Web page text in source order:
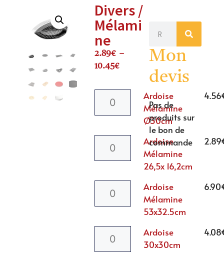
Divers /
Mélami
ne
2.89€ –
10.45€
Ardoise
Mélamine
Ø30cm
4.56
Ardoise
Mélamine
26,5x 16,2cm
2.89
Ardoise
Mélamine
53x32.5cm
6.90
Ardoise
30x30cm
4.08
Mon
devis
Pas de
produits sur
le bon de
commande